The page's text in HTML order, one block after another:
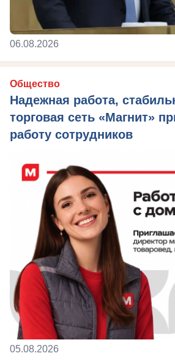
06.08.2026
Общество
Надежная работа,
торговая сеть «Магнит»
работу сотрудников
05.08.2026